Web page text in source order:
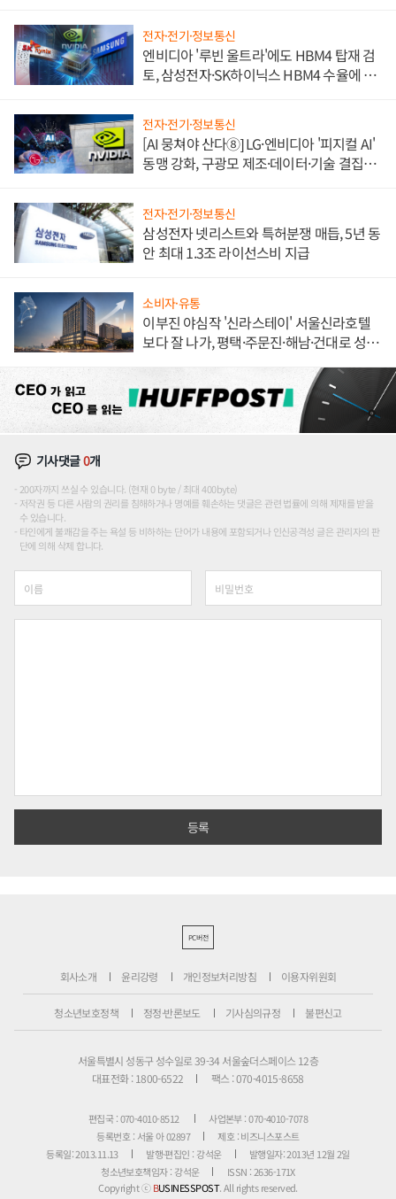
전자·전기·정보통신
엔비디아 '루빈 울트라'에도 HBM4 탑재 검
토, 삼성전자·SK하이닉스 HBM4 수율에 주
전자·전기·정보통신
[AI 뭉쳐야 산다⑧] LG·엔비디아 '피지컬 AI'
동맹 강화, 구광모 제조·데이터·기술 결집
전자·전기·정보통신
삼성전자 넷리스트와 특허분쟁 매듭, 5년 동
안 최대 1.3조 라이선스비 지급
소비자·유통
이부진 야심작 '신라스테이' 서울신라호텔
보다 잘 나가, 평택·주문진·해남·건대로 성
기사댓글0개
200자까지 쓰실 수 있습니다. (현재 0 byte / 최대 400byte)
저작권 등 다른 사람의 권리를 침해하거나 명예를 훼손하는 댓글은 관련 법률에 의해 제재를 받을
수 있습니다.
타인에게 불쾌감을 주는 욕설 등 비하하는 단어가 내용에 포함되거나 인신공격성 글은 관리자의 판
단에 의해 삭제 합니다.
PC버전
회사소개 윤리강령 개인정보처리방침 이용자위원회
청소년보호정책 정정·반론보도 기사심의규정 불편신고
서울특별시 성동구 성수일로 39-34 서울숲더스페이스 12층
대표전화 : 1800-6522
팩스 : 070-4015-8658
편집국 : 070-4010-8512
사업본부 : 070-4010-7078
등록번호 : 서울 아 02897
제호 : 비즈니스포스트
등록일: 2013.11.13
발행·편집인 : 강석운
발행일자: 2013년 12월 2일
청소년보호책임자 : 강석운
ISSN : 2636-171X
Copyright ⓒBUSINESSPOST. All rights reserved.